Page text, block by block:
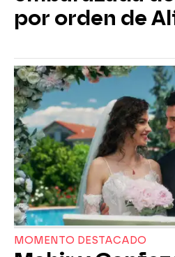
por orden de
MOMENTO DESTACADO